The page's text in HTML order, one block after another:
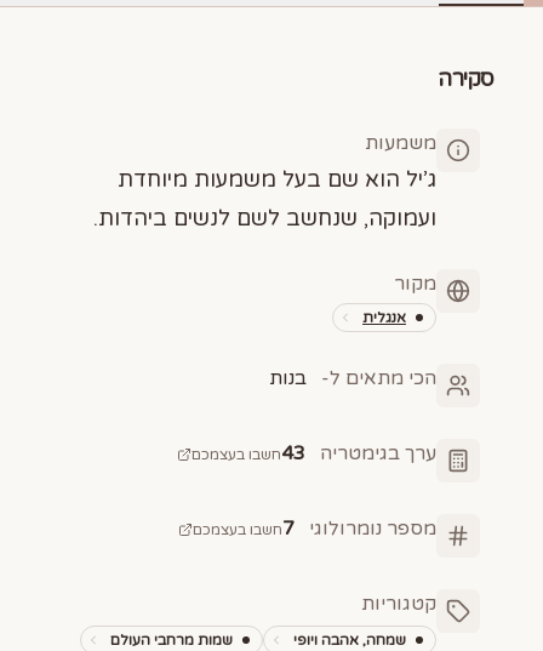
סקירה
משמעות
ג’יל הוא שם בעל משמעות מיוחדת
ועמוקה, שנחשב לשם לנשים ביהדות.
מקור
אנגלית
הכי מתאים ל- בנות
ערך בגימטריה 43חשבו בעצמכם
מספר נומרולוגי 7חשבו בעצמכם
קטגוריות
שמחה, אהבה ויופי שמות מרחבי העולם